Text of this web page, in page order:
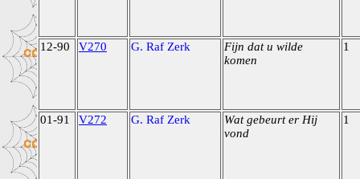
12-90 V270 G. Raf Zerk
Fijn dat u wilde
komen
1
01-91 V272 G. Raf Zerk
Wat gebeurt er Hij
vond
1